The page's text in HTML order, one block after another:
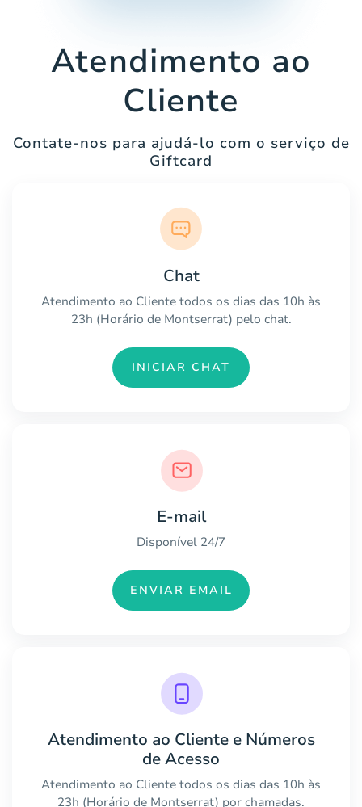
Atendimento ao
Cliente
Contate-nos para ajudá-lo com o serviço de
Giftcard
Chat
Atendimento ao Cliente todos os dias das 10h às
23h (Horário de Montserrat) pelo chat.
INICIAR CHAT
E-mail
Disponível 24/7
ENVIAR EMAIL
Atendimento ao Cliente e Números
de Acesso
Atendimento ao Cliente todos os dias das 10h às
23h (Horário de Montserrat) por chamadas.